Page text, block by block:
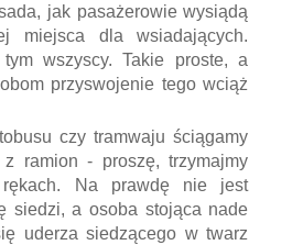
jak pasażerowie wysiądą
miejsca dla wsiadających.
wszyscy. Takie proste, a
przyswojenie tego wciąż
czy tramwaju ściągamy
ramion - proszę, trzymajmy
Na prawdę nie jest
siedzi, a osoba stojąca nade
uderza siedzącego w twarz